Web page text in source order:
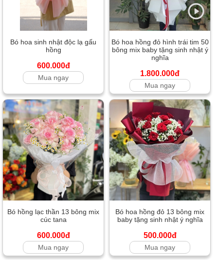
Bó hoa sinh nhật độc lạ gấu
hồng
600.000đ
Mua ngay
Bó hoa hồng đỏ hình trái tim 50
bông mix baby tặng sinh nhật ý
nghĩa
1.800.000đ
Mua ngay
Bó hồng lạc thần 13 bông mix
cúc tana
600.000đ
Mua ngay
Bó hoa hồng đỏ 13 bông mix
baby tặng sinh nhật ý nghĩa
500.000đ
Mua ngay